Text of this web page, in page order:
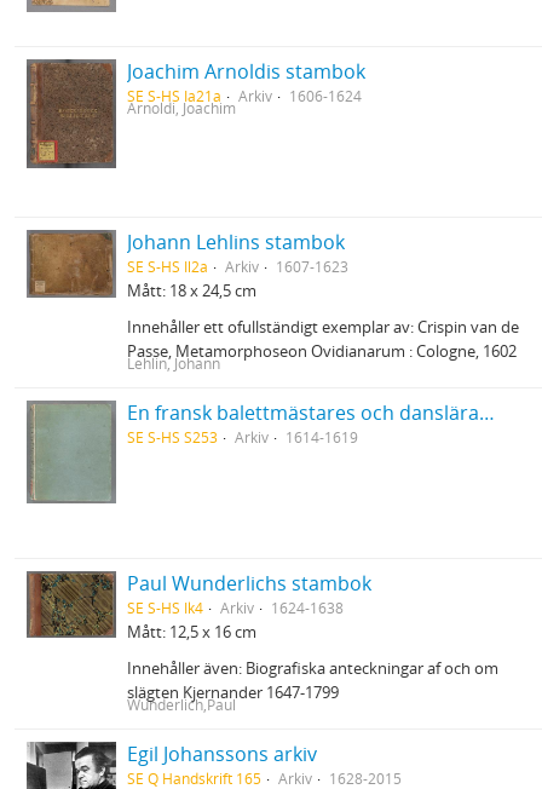
Joachim Arnoldis stambok
SE S-HS Ia21a Arkiv 1606-1624
Arnoldi, Joachim
Johann Lehlins stambok
SE S-HS Il2a Arkiv 1607-1623
Mått: 18 x 24,5 cm
Innehåller ett ofullständigt exemplar av: Crispin van de
Passe, Metamorphoseon Ovidianarum : Cologne, 1602
Lehlin, Johann
En fransk balettmästares och danslärares i Bruxelles 1614-19 anteckningsbok
SE S-HS S253 Arkiv 1614-1619
Paul Wunderlichs stambok
SE S-HS Ik4 Arkiv 1624-1638
Mått: 12,5 x 16 cm
Innehåller även: Biografiska anteckningar af och om
slägten Kjernander 1647-1799
Wunderlich,Paul
Egil Johanssons arkiv
SE Q Handskrift 165 Arkiv 1628-2015